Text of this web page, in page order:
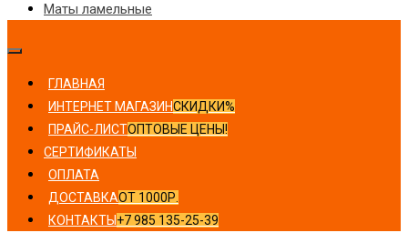
Маты ламельные
ГЛАВНАЯ
ИНТЕРНЕТ МАГАЗИНСКИДКИ%
ПРАЙС-ЛИСТОПТОВЫЕ ЦЕНЫ!
СЕРТИФИКАТЫ
ОПЛАТА
ДОСТАВКАОТ 1000Р.
КОНТАКТЫ +7 985 135-25-39